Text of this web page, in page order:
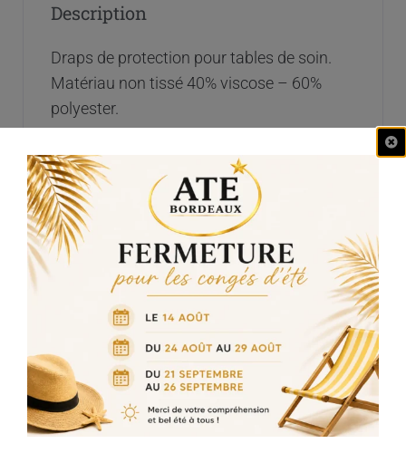
Description
Draps de protection pour tables de soin.
Matériau non tissé 40% viscose – 60%
polyester.
PRÉCÉDENT
Drap d’enveloppement x100 (200m) Gants Nitrile sans latex non poudrés x 100 M blancs
Les nouveautés